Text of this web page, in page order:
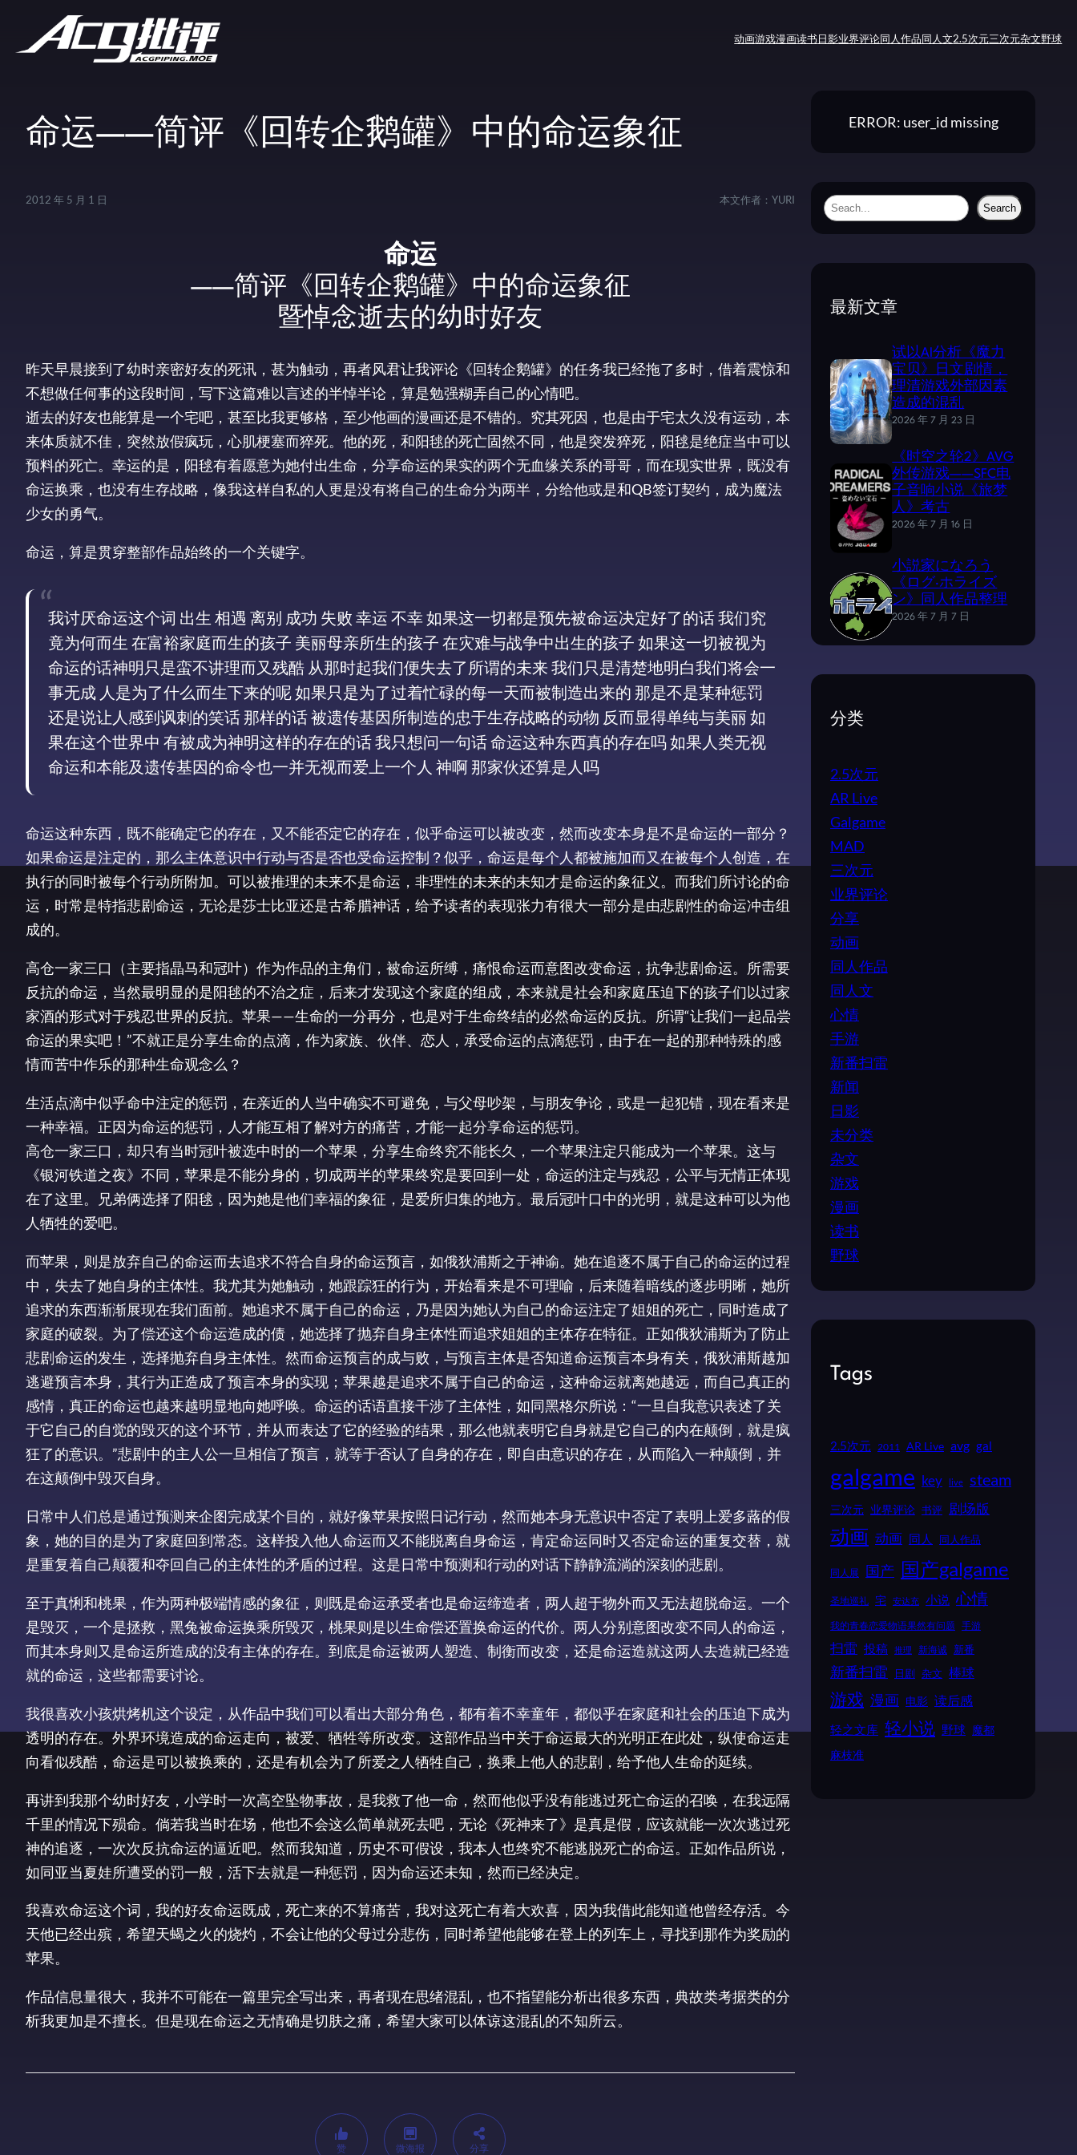
动画游戏漫画读书日影业界评论同人作品同人文2.5次元三次元杂文野球
命运——简评《回转企鹅罐》中的命运象征
2012 年 5 月 1 日 本文作者： YURI
命运
——简评《回转企鹅罐》中的命运象征
暨悼念逝去的幼时好友
昨天早晨接到了幼时亲密好友的死讯，甚为触动，再者风君让我评论《回转企鹅罐》的任务我已经拖了多时，借着震惊和
不想做任何事的这段时间，写下这篇难以言述的半悼半论，算是勉强糊弄自己的心情吧。
逝去的好友也能算是一个宅吧，甚至比我更够格，至少他画的漫画还是不错的。究其死因，也是由于宅太久没有运动，本
来体质就不佳，突然放假疯玩，心肌梗塞而猝死。他的死，和阳毬的死亡固然不同，他是突发猝死，阳毬是绝症当中可以
预料的死亡。幸运的是，阳毬有着愿意为她付出生命，分享命运的果实的两个无血缘关系的哥哥，而在现实世界，既没有
命运换乘，也没有生存战略，像我这样自私的人更是没有将自己的生命分为两半，分给他或是和QB签订契约，成为魔法
少女的勇气。
命运，算是贯穿整部作品始终的一个关键字。
我讨厌命运这个词 出生 相遇 离别 成功 失败 幸运 不幸 如果这一切都是预先被命运决定好了的话 我们究
竟为何而生 在富裕家庭而生的孩子 美丽母亲所生的孩子 在灾难与战争中出生的孩子 如果这一切被视为
命运的话神明只是蛮不讲理而又残酷 从那时起我们便失去了所谓的未来 我们只是清楚地明白我们将会一
事无成 人是为了什么而生下来的呢 如果只是为了过着忙碌的每一天而被制造出来的 那是不是某种惩罚
还是说让人感到讽刺的笑话 那样的话 被遗传基因所制造的忠于生存战略的动物 反而显得单纯与美丽 如
果在这个世界中 有被成为神明这样的存在的话 我只想问一句话 命运这种东西真的存在吗 如果人类无视
命运和本能及遗传基因的命令也一并无视而爱上一个人 神啊 那家伙还算是人吗
命运这种东西，既不能确定它的存在，又不能否定它的存在，似乎命运可以被改变，然而改变本身是不是命运的一部分？
如果命运是注定的，那么主体意识中行动与否是否也受命运控制？似乎，命运是每个人都被施加而又在被每个人创造，在
执行的同时被每个行动所附加。可以被推理的未来不是命运，非理性的未来的未知才是命运的象征义。而我们所讨论的命
运，时常是特指悲剧命运，无论是莎士比亚还是古希腊神话，给予读者的表现张力有很大一部分是由悲剧性的命运冲击组
成的。
高仓一家三口（主要指晶马和冠叶）作为作品的主角们，被命运所缚，痛恨命运而意图改变命运，抗争悲剧命运。所需要
反抗的命运，当然最明显的是阳毬的不治之症，后来才发现这个家庭的组成，本来就是社会和家庭压迫下的孩子们以过家
家酒的形式对于残忍世界的反抗。苹果——生命的一分再分，也是对于生命终结的必然命运的反抗。所谓“让我们一起品尝
命运的果实吧！”不就正是分享生命的点滴，作为家族、伙伴、恋人，承受命运的点滴惩罚，由于在一起的那种特殊的感
情而苦中作乐的那种生命观念么？
生活点滴中似乎命中注定的惩罚，在亲近的人当中确实不可避免，与父母吵架，与朋友争论，或是一起犯错，现在看来是
一种幸福。正因为命运的惩罚，人才能互相了解对方的痛苦，才能一起分享命运的惩罚。
高仓一家三口，却只有当时冠叶被选中时的一个苹果，分享生命终究不能长久，一个苹果注定只能成为一个苹果。这与
《银河铁道之夜》不同，苹果是不能分身的，切成两半的苹果终究是要回到一处，命运的注定与残忍，公平与无情正体现
在了这里。兄弟俩选择了阳毬，因为她是他们幸福的象征，是爱所归集的地方。最后冠叶口中的光明，就是这种可以为他
人牺牲的爱吧。
而苹果，则是放弃自己的命运而去追求不符合自身的命运预言，如俄狄浦斯之于神谕。她在追逐不属于自己的命运的过程
中，失去了她自身的主体性。我尤其为她触动，她跟踪狂的行为，开始看来是不可理喻，后来随着暗线的逐步明晰，她所
追求的东西渐渐展现在我们面前。她追求不属于自己的命运，乃是因为她认为自己的命运注定了姐姐的死亡，同时造成了
家庭的破裂。为了偿还这个命运造成的债，她选择了抛弃自身主体性而追求姐姐的主体存在特征。正如俄狄浦斯为了防止
悲剧命运的发生，选择抛弃自身主体性。然而命运预言的成与败，与预言主体是否知道命运预言本身有关，俄狄浦斯越加
逃避预言本身，其行为正造成了预言本身的实现；苹果越是追求不属于自己的命运，这种命运就离她越远，而自己真正的
感情，真正的命运也越来越明显地向她呼唤。命运的话语直接干涉了主体性，如同黑格尔所说：“一旦自我意识表述了关
于它自己的自觉的毁灭的这个环节，并从而表达了它的经验的结果，那么他就表明它自身就是它自己的内在颠倒，就是疯
狂了的意识。”悲剧中的主人公一旦相信了预言，就等于否认了自身的存在，即自由意识的存在，从而陷入一种颠倒，并
在这颠倒中毁灭自身。
日常中人们总是通过预测来企图完成某个目的，就好像苹果按照日记行动，然而她本身无意识中否定了表明上爱多蕗的假
象，她的目的是为了家庭回到常态。这样投入他人命运而又不能脱离自身命运，肯定命运同时又否定命运的重复交替，就
是重复着自己颠覆和夺回自己的主体性的矛盾的过程。这是日常中预测和行动的对话下静静流淌的深刻的悲剧。
至于真悧和桃果，作为两种极端情感的象征，则既是命运承受者也是命运缔造者，两人超于物外而又无法超脱命运。一个
是毁灭，一个是拯救，黑兔被命运换乘所毁灭，桃果则是以生命偿还置换命运的代价。两人分别意图改变不同人的命运，
而其本身则又是命运所造成的没有主体的存在。到底是命运被两人塑造、制衡而改变，还是命运造就这两人去造就已经造
就的命运，这些都需要讨论。
我很喜欢小孩烘烤机这个设定，从作品中我们可以看出大部分角色，都有着不幸童年，都似乎在家庭和社会的压迫下成为
透明的存在。外界环境造成的命运走向，被爱、牺牲等所改变。这部作品当中关于命运最大的光明正在此处，纵使命运走
向看似残酷，命运是可以被换乘的，还是有机会为了所爱之人牺牲自己，换乘上他人的悲剧，给予他人生命的延续。
再讲到我那个幼时好友，小学时一次高空坠物事故，是我救了他一命，然而他似乎没有能逃过死亡命运的召唤，在我远隔
千里的情况下殒命。倘若我当时在场，他也不会这么简单就死去吧，无论《死神来了》是真是假，应该就能一次次逃过死
神的追逐，一次次反抗命运的逼近吧。然而我知道，历史不可假设，我本人也终究不能逃脱死亡的命运。正如作品所说，
如同亚当夏娃所遭受的罚一般，活下去就是一种惩罚，因为命运还未知，然而已经决定。
我喜欢命运这个词，我的好友命运既成，死亡来的不算痛苦，我对这死亡有着大欢喜，因为我借此能知道他曾经存活。今
天他已经出殡，希望天蝎之火的烧灼，不会让他的父母过分悲伤，同时希望他能够在登上的列车上，寻找到那作为奖励的
苹果。
作品信息量很大，我并不可能在一篇里完全写出来，再者现在思绪混乱，也不指望能分析出很多东西，典故类考据类的分
析我更加是不擅长。但是现在命运之无情确是切肤之痛，希望大家可以体谅这混乱的不知所云。
赞 微海报 分享
ERROR: user_id missing
S
e
Search
最新文章
试以AI分析《魔力
宝贝》日文剧情，
理清游戏外部因素
造成的混乱
2026 年 7 月 23 日
《时空之轮2》AVG
外传游戏——SFC电
子音响小说《旅梦
人》考古
2026 年 7 月 16 日
小説家になろう
《ログ·ホライズ
ン》同人作品整理
2026 年 7 月 7 日
分类
2.5次元
AR Live
Galgame
MAD
三次元
业界评论
分享
动画
同人作品
同人文
心情
手游
新番扫雷
新闻
日影
未分类
杂文
游戏
漫画
读书
野球
Tags
2.5次元 2011 AR Live avg gal
galgame key live steam
三次元 业界评论 书评 剧场版
动画 动画 同人 同人作品
同人展 国产 国产galgame
圣地巡礼 宅 安达充 小说 心情
我的青春恋爱物语果然有问题 手游
扫雷 投稿 推理 新海诚 新番
新番扫雷 日剧 杂文 棒球
游戏 漫画 电影 读后感
轻之文库 轻小说 野球 魔都
麻枝准